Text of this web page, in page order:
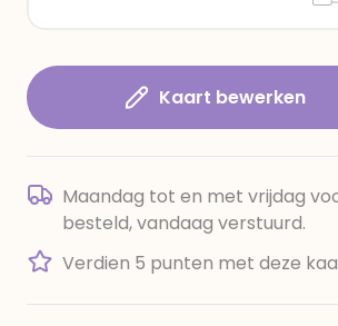
Kaart bewerken
Maandag tot en met vrijdag
besteld, vandaag verstuurd.
Verdien 5 punten met deze